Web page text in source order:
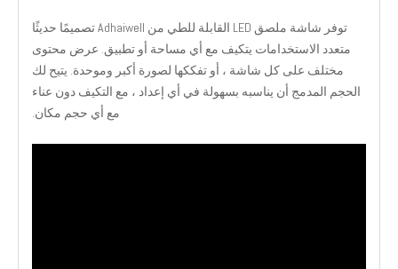
توفر شاشة ملصق LED القابلة للطي من Adhaiwell تصميمًا حديثًا
متعدد الاستخدامات يتكيف مع أي مساحة أو تطبيق. عرض محتوى
مختلف على كل شاشة ، أو تفككها لصورة أكبر وموحدة. يتيح لك
الحجم المدمج أن يناسبه بسهولة في أي إعداد ، مع التكيف دون عناء
مع أي حجم مكان.